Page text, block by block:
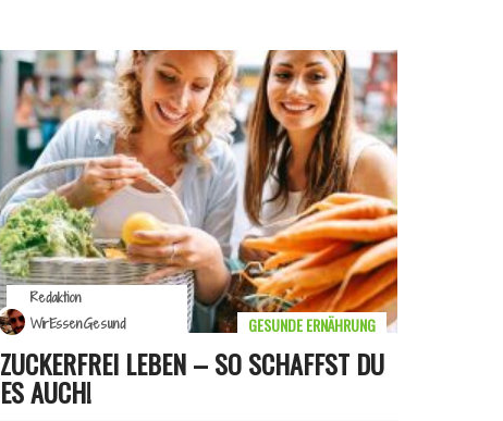
ZUCKERFREI LEBEN – SO SCHAFFST DU
ES AUCH!
GESUNDE ERNÄHRUNG
Redaktion
WirEssenGesund